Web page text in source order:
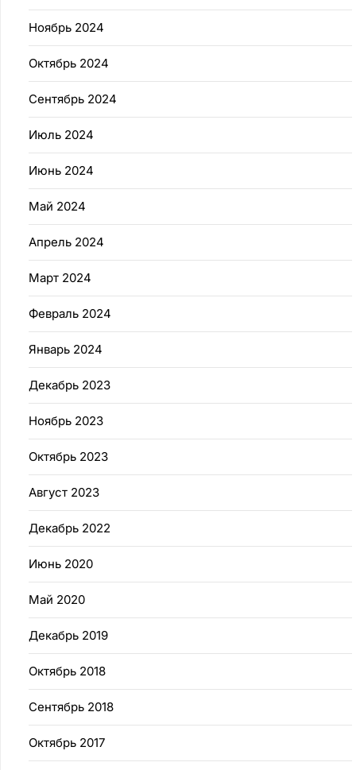
Ноябрь 2024
Октябрь 2024
Сентябрь 2024
Июль 2024
Июнь 2024
Май 2024
Апрель 2024
Март 2024
Февраль 2024
Январь 2024
Декабрь 2023
Ноябрь 2023
Октябрь 2023
Август 2023
Декабрь 2022
Июнь 2020
Май 2020
Декабрь 2019
Октябрь 2018
Сентябрь 2018
Октябрь 2017